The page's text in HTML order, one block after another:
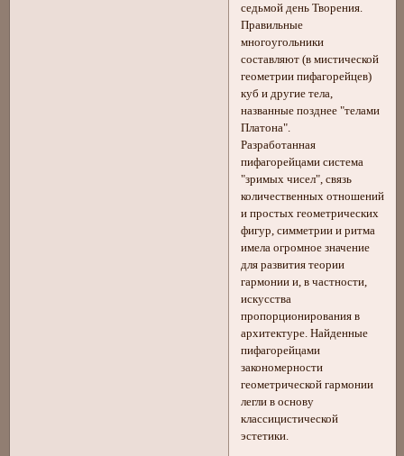
седьмой день Творения.
Правильные
многоугольники
составляют (в мистической
геометрии пифагорейцев)
куб и другие тела,
названные позднее "телами
Платона".
Разработанная
пифагорейцами система
"зримых чисел", связь
количественных отношений
и простых геометрических
фигур, симметрии и ритма
имела огромное значение
для развития теории
гармонии и, в частности,
искусства
пропорционирования в
архитектуре. Найденные
пифагорейцами
закономерности
геометрической гармонии
легли в основу
классицистической
эстетики.